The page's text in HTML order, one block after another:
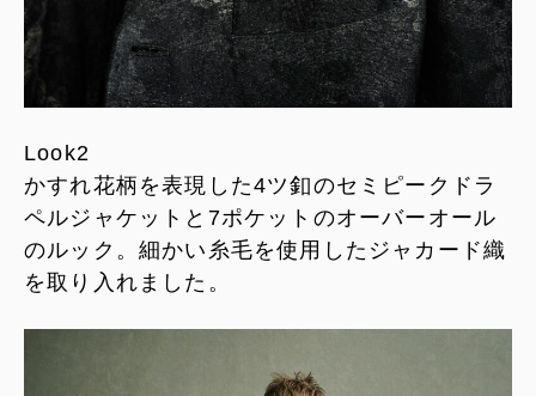
Look2
かすれ花柄を表現した4ツ釦のセミピークドラ
ペルジャケットと7ポケットのオーバーオール
のルック。細かい糸毛を使用したジャカード織
を取り入れました。